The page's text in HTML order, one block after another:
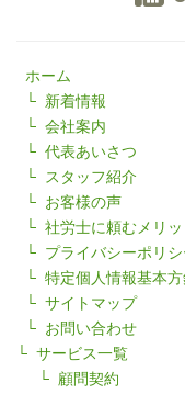
ホーム
新着情報
会社案内
代表あいさつ
スタッフ紹介
お客様の声
社労士に頼むメリッ
プライバシーポリシ
特定個人情報基本
サイトマップ
お問い合わせ
サービス一覧
顧問契約